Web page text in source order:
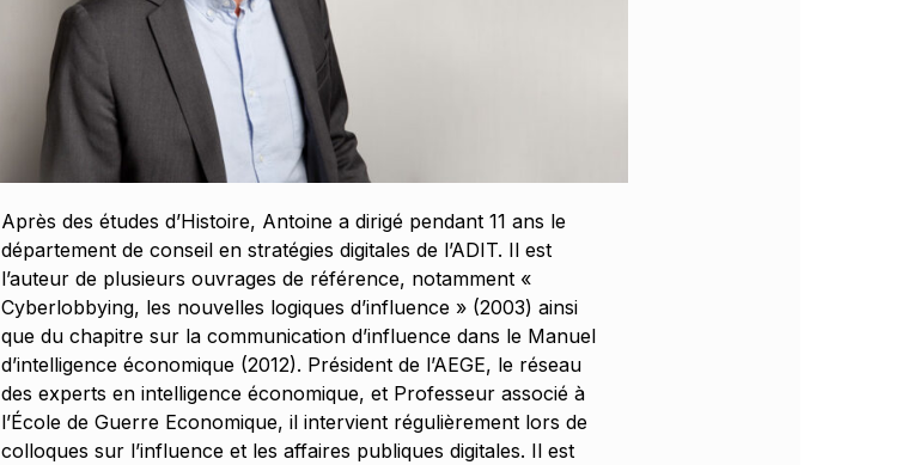
Après des études d’Histoire, Antoine a dirigé pendant 11 ans le
département de conseil en stratégies digitales de l’ADIT. Il est
l’auteur de plusieurs ouvrages de référence, notamment «
Cyberlobbying, les nouvelles logiques d’influence » (2003) ainsi
que du chapitre sur la communication d’influence dans le Manuel
d’intelligence économique (2012). Président de l’AEGE, le réseau
des experts en intelligence économique, et Professeur associé à
l’École de Guerre Economique, il intervient régulièrement lors de
colloques sur l’influence et les affaires publiques digitales. Il est